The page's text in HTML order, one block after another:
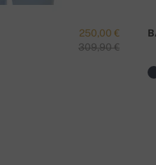
250,00 €
309,90 €